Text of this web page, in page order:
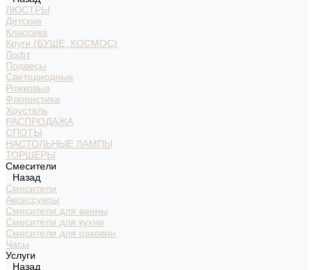
ЛЮСТРЫ
Детские
Классика
Круги (БУШЕ, КОСМОС)
Лофт
Подвесы
Светодиодные
Рожковые
Флористика
Хрусталь
РАСПРОДАЖА
СПОТЫ
НАСТОЛЬНЫЕ ЛАМПЫ
ТОРШЕРЫ
Смесители
Назад
Смесители
Аксессуары
Смесители для ванны
Смесители для кухни
Смесители для раковин
Часы
Услуги
Назад